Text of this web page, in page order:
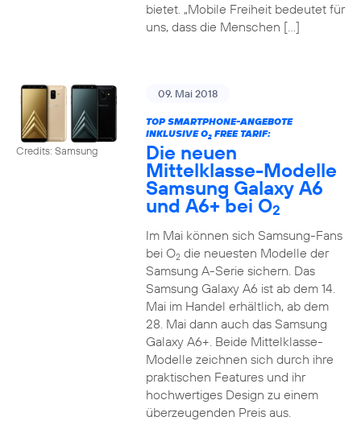
bietet. „Mobile Freiheit bedeutet für
uns, dass die Menschen […]
Credits: Samsung
09. Mai 2018
TOP SMARTPHONE-ANGEBOTE
INKLUSIVE O2FREE TARIF:
Die neuen
Mittelklasse-Modelle
Samsung Galaxy A6
und A6+ bei O2
Im Mai können sich Samsung-Fans
bei O2die neuesten Modelle der
Samsung A-Serie sichern. Das
Samsung Galaxy A6 ist ab dem 14.
Mai im Handel erhältlich, ab dem
28. Mai dann auch das Samsung
Galaxy A6+. Beide Mittelklasse-
Modelle zeichnen sich durch ihre
praktischen Features und ihr
hochwertiges Design zu einem
überzeugenden Preis aus.